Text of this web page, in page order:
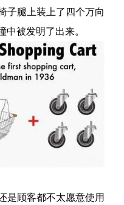
子腿上装上了四个万向
被发明了出来。
是顾客都不太愿意使用